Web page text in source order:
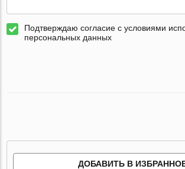
Подтверждаю согласие с условиями
персональных данных
ДОБАВИТЬ В